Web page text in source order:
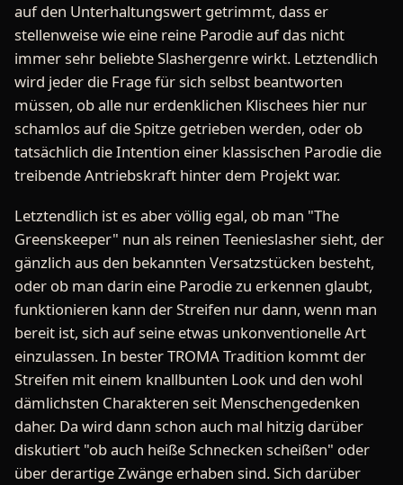
auf den Unterhaltungswert getrimmt, dass er
stellenweise wie eine reine Parodie auf das nicht
immer sehr beliebte Slashergenre wirkt. Letztendlich
wird jeder die Frage für sich selbst beantworten
müssen, ob alle nur erdenklichen Klischees hier nur
schamlos auf die Spitze getrieben werden, oder ob
tatsächlich die Intention einer klassischen Parodie die
treibende Antriebskraft hinter dem Projekt war.
Letztendlich ist es aber völlig egal, ob man "The
Greenskeeper" nun als reinen Teenieslasher sieht, der
gänzlich aus den bekannten Versatzstücken besteht,
oder ob man darin eine Parodie zu erkennen glaubt,
funktionieren kann der Streifen nur dann, wenn man
bereit ist, sich auf seine etwas unkonventionelle Art
einzulassen. In bester TROMA Tradition kommt der
Streifen mit einem knallbunten Look und den wohl
dämlichsten Charakteren seit Menschengedenken
daher. Da wird dann schon auch mal hitzig darüber
diskutiert "ob auch heiße Schnecken scheißen" oder
über derartige Zwänge erhaben sind. Sich darüber